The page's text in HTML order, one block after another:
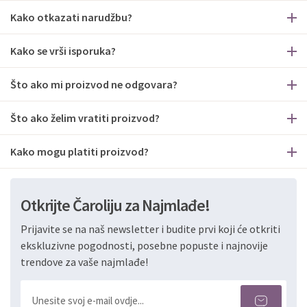
Kako otkazati narudžbu?
Kako se vrši isporuka?
Što ako mi proizvod ne odgovara?
Što ako želim vratiti proizvod?
Kako mogu platiti proizvod?
Otkrijte Čaroliju za Najmlađe!
Prijavite se na naš newsletter i budite prvi koji će otkriti
ekskluzivne pogodnosti, posebne popuste i najnovije
trendove za vaše najmlađe!